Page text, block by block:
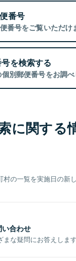
番号
番号をご覧いただけ
を検索する
別郵便番号をお調べ
に関する
村の一覧を実施日の新
合わせ
な疑問にお答えします